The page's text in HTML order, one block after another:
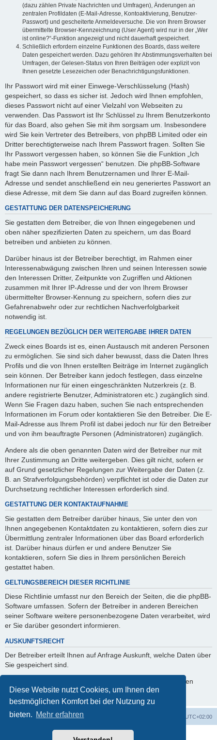
Diese Website nutzt Cookies, um Ihnen den
bestmöglichen Komfort bei der Nutzung zu
bieten. Mehr erfahren
(dazu zählen Private Nachrichten und Umfragen), Änderungen an
zentralen Profildaten (E-Mail-Adresse, Kontoaktivierung, Benutzer-
Passwort) und gescheiterte Anmeldeversuche. Die von Ihrem Browser
übermittelte Browser-Kennzeichnung (User Agent) wird nur in der „Wer
ist online?“-Funktion angezeigt und nicht dauerhaft gespeichert.
Schließlich erfordern einzelne Funktionen des Boards, dass weitere
Daten gespeichert werden. Dazu gehören Ihr Abstimmungsverhalten bei
Umfragen, der Gelesen-Status von Ihren Beiträgen oder explizit von
Ihnen gesetzte Lesezeichen oder Benachrichtigungsfunktionen.
Ihr Passwort wird mit einer Einwege-Verschlüsselung (Hash)
gespeichert, so dass es sicher ist. Jedoch wird Ihnen empfohlen,
dieses Passwort nicht auf einer Vielzahl von Webseiten zu
verwenden. Das Passwort ist Ihr Schlüssel zu Ihrem Benutzerkonto
für das Board, also gehen Sie mit ihm sorgsam um. Insbesondere
wird Sie kein Vertreter des Betreibers, von phpBB Limited oder ein
Dritter berechtigterweise nach Ihrem Passwort fragen. Sollten Sie
Ihr Passwort vergessen haben, so können Sie die Funktion „Ich
habe mein Passwort vergessen“ benutzen. Die phpBB-Software
fragt Sie dann nach Ihrem Benutzernamen und Ihrer E-Mail-
Adresse und sendet anschließend ein neu generiertes Passwort an
diese Adresse, mit dem Sie dann auf das Board zugreifen können.
GESTATTUNG DER DATENSPEICHERUNG
Sie gestatten dem Betreiber, die von Ihnen eingegebenen und
oben näher spezifizierten Daten zu speichern, um das Board
betreiben und anbieten zu können.
Darüber hinaus ist der Betreiber berechtigt, im Rahmen einer
Interessenabwägung zwischen Ihren und seinen Interessen sowie
den Interessen Dritter, Zeitpunkte von Zugriffen und Aktionen
zusammen mit Ihrer IP-Adresse und der von Ihrem Browser
übermittelter Browser-Kennung zu speichern, sofern dies zur
Gefahrenabwehr oder zur rechtlichen Nachverfolgbarkeit
notwendig ist.
REGELUNGEN BEZÜGLICH DER WEITERGABE IHRER DATEN
Zweck eines Boards ist es, einen Austausch mit anderen Personen
zu ermöglichen. Sie sind sich daher bewusst, dass die Daten Ihres
Profils und die von Ihnen erstellten Beiträge im Internet zugänglich
sein können. Der Betreiber kann jedoch festlegen, dass einzelne
Informationen nur für einen eingeschränkten Nutzerkreis (z. B.
andere registrierte Benutzer, Administratoren etc.) zugänglich sind.
Wenn Sie Fragen dazu haben, suchen Sie nach entsprechenden
Informationen im Forum oder kontaktieren Sie den Betreiber. Die E-
Mail-Adresse aus Ihrem Profil ist dabei jedoch nur für den Betreiber
und von ihm beauftragte Personen (Administratoren) zugänglich.
Andere als die oben genannten Daten wird der Betreiber nur mit
Ihrer Zustimmung an Dritte weitergeben. Dies gilt nicht, sofern er
auf Grund gesetzlicher Regelungen zur Weitergabe der Daten (z.
B. an Strafverfolgungsbehörden) verpflichtet ist oder die Daten zur
Durchsetzung rechtlicher Interessen erforderlich sind.
GESTATTUNG DER KONTAKTAUFNAHME
Sie gestatten dem Betreiber darüber hinaus, Sie unter den von
Ihnen angegebenen Kontaktdaten zu kontaktieren, sofern dies zur
Übermittlung zentraler Informationen über das Board erforderlich
ist. Darüber hinaus dürfen er und andere Benutzer Sie
kontaktieren, sofern Sie dies in Ihrem persönlichen Bereich
gestattet haben.
GELTUNGSBEREICH DIESER RICHTLINIE
Diese Richtlinie umfasst nur den Bereich der Seiten, die die phpBB-
Software umfassen. Sofern der Betreiber in anderen Bereichen
seiner Software weitere personenbezogene Daten verarbeitet, wird
er Sie darüber gesondert informieren.
AUSKUNFTSRECHT
Der Betreiber erteilt Ihnen auf Anfrage Auskunft, welche Daten über
Sie gespeichert sind.
Sie können jederzeit die Löschung bzw. Sperrung Ihrer Daten
verlangen. Kontaktieren Sie hierzu bitte den Betreiber.
Foren-Übersicht UTC+02:00